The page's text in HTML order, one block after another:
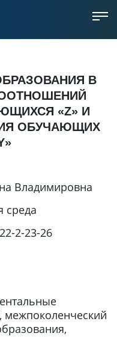
В
«Z» И
ОБУЧАЮЩИХ
Владимировна
среда
2-23-26
межпоколенческий